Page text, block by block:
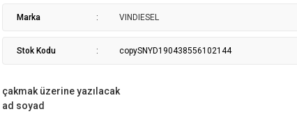
Marka VINDIESEL
Stok Kodu copySNYD190438556102144
çakmak üzerine yazılacak
ad soyad